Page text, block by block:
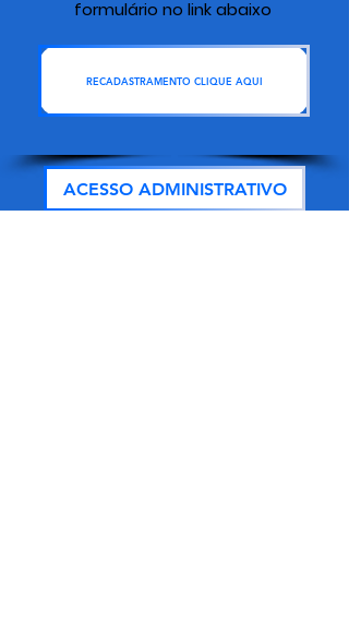
formulário no link abaixo
RECADASTRAMENTO CLIQUE AQUI
ACESSO ADMINISTRATIVO